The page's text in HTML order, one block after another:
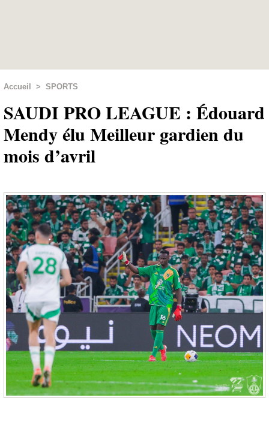
Accueil > SPORTS
SAUDI PRO LEAGUE : Édouard
Mendy élu Meilleur gardien du
mois d’avril